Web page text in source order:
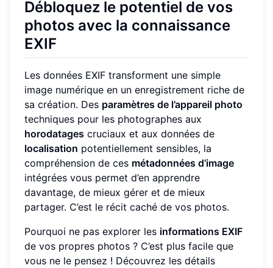
Débloquez le potentiel de vos
photos avec la connaissance
EXIF
Les données EXIF transforment une simple
image numérique en un enregistrement riche de
sa création. Des paramètres de l’appareil photo
techniques pour les photographes aux
horodatages cruciaux et aux données de
localisation potentiellement sensibles, la
compréhension de ces métadonnées d’image
intégrées vous permet d’en apprendre
davantage, de mieux gérer et de mieux
partager. C’est le récit caché de vos photos.
Pourquoi ne pas explorer les informations EXIF
de vos propres photos ? C’est plus facile que
vous ne le pensez ! Découvrez les détails